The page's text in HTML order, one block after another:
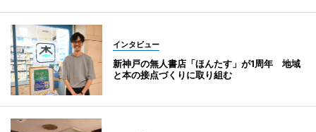
インタビュー
新神戸の無人書店「ほんたす」が1周年 地域
と本の接点づくりに取り組む